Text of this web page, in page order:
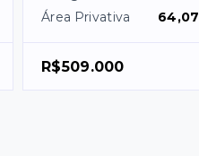
Área Privativa
64,07
R$509.000